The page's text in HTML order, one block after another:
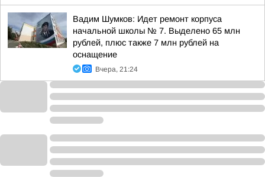
Вадим Шумков: Идет ремонт корпуса
начальной школы № 7. Выделено 65 млн
рублей, плюс также 7 млн рублей на
оснащение
Вчера, 21:24